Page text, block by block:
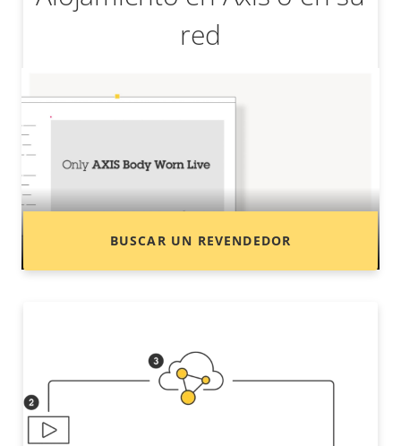
red
¿Quiere comprar productos Axis?
sistemas de Axis.
BUSCAR UN REVENDEDOR